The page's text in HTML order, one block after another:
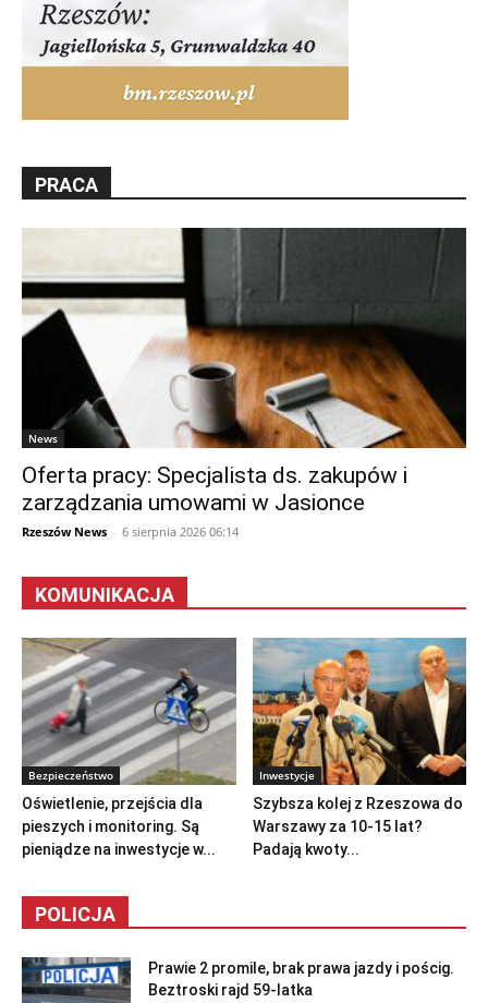
PRACA
News
Oferta pracy: Specjalista ds. zakupów i
zarządzania umowami w Jasionce
Rzeszów News - 6 sierpnia 2026 06:14
KOMUNIKACJA
Bezpieczeństwo
Oświetlenie, przejścia dla
pieszych i monitoring. Są
pieniądze na inwestycje w...
Inwestycje
Szybsza kolej z Rzeszowa do
Warszawy za 10-15 lat?
Padają kwoty...
POLICJA
Prawie 2 promile, brak prawa jazdy i pościg.
Beztroski rajd 59-latka